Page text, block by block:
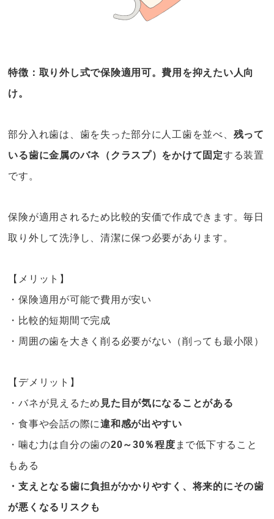
特徴：取り外し式で保険適用可。費用を抑えたい人向
け。
部分入れ歯は、歯を失った部分に人工歯を並べ、 残って
いる歯に金属のバネ（クラスプ）をかけて固定する装置
です。
保険が適用されるため比較的安価で作成できます。毎日
取り外して洗浄し、清潔に保つ必要があります。
【メリット】
・保険適用が可能で費用が安い
・比較的短期間で完成
・周囲の歯を大きく削る必要がない（削っても最小限）
【デメリット】
・バネが見えるため 見た目が気になることがある
・食事や会話の際に違和感が出やすい
・噛む力は自分の歯の20～30％程度 まで低下すること
もある
・支えとなる歯に負担がかかりやすく、将来的にその歯
が悪くなるリスクも